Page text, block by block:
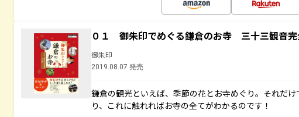
０１ 御朱印でめぐる鎌倉のお寺 三十三観音
御朱印
2019.08.07 発売
鎌倉の観光といえば、季節の花とお寺めぐり。それだ
り、これに触れればお寺の全てがわかるのです！